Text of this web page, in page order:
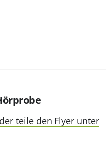
teile den Flyer unter